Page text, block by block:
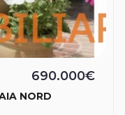
NORD
690.000€